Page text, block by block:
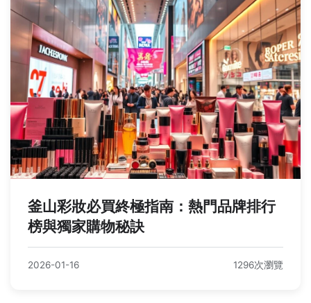
釜山彩妝必買終極指南：熱門品牌排行
榜與獨家購物秘訣
2026-01-16 1296次瀏覽